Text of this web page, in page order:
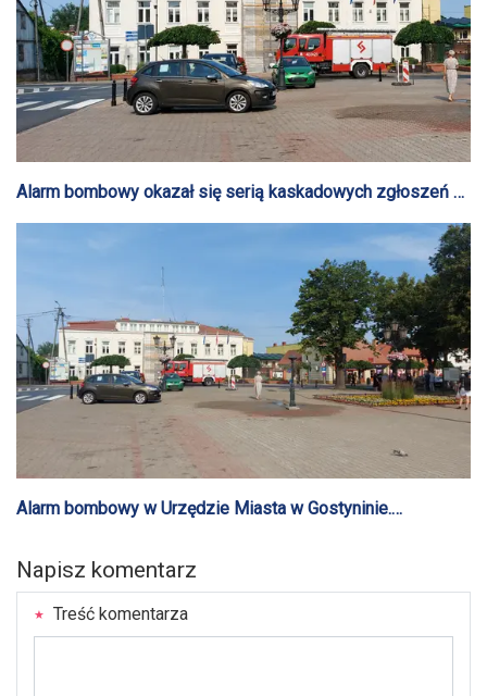
Alarm bombowy okazał się serią kaskadowych zgłoszeń w
całym kraju
Alarm bombowy w Urzędzie Miasta w Gostyninie.
Napisz komentarz
Treść komentarza